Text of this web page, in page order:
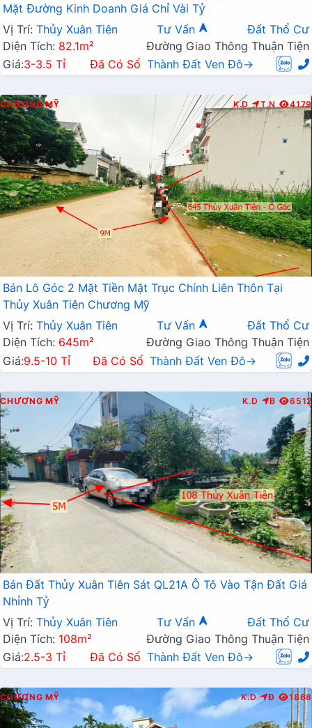
Mặt Đường Kinh Doanh Giá Chỉ Vài Tỷ
Vị Trí: Thủy Xuân Tiên Tư Vấn
Đất Thổ Cư
Diện Tích: 82.1m²
Đường Giao Thông Thuận Tiện
Giá:3-3.5 Tỉ Đã Có Sổ Thành Đất Ven Đô→
CHƯƠNG MỸ K.D T.N 4179
Bán Lô Góc 2 Mặt Tiền Mặt Trục Chính Liên Thôn Tại
Thủy Xuân Tiên Chương Mỹ
Vị Trí: Thủy Xuân Tiên Tư Vấn
Đất Thổ Cư
Diện Tích: 645m²
Đường Giao Thông Thuận Tiện
Giá:9.5-10 Tỉ Đã Có Sổ Thành Đất Ven Đô→
CHƯƠNG MỸ K.D B 6512
Bán Đất Thủy Xuân Tiên Sát QL21A Ô Tô Vào Tận Đất Giá
Nhỉnh Tỷ
Vị Trí: Thủy Xuân Tiên Tư Vấn
Đất Thổ Cư
Diện Tích: 108m²
Đường Giao Thông Thuận Tiện
Giá:2.5-3 Tỉ Đã Có Sổ Thành Đất Ven Đô→
CHƯƠNG MỸ K.D Đ 1868